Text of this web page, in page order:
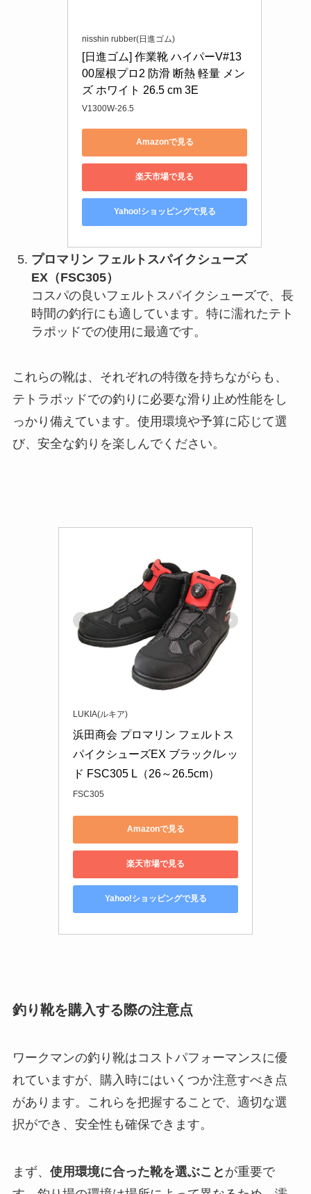
nisshin rubber(日進ゴム)
[日進ゴム] 作業靴 ハイパーV#13
00屋根プロ2 防滑 断熱 軽量 メン
ズ ホワイト 26.5 cm 3E
V1300W-26.5
Amazonで見る
楽天市場で見る
Yahoo!ショッピングで見る
プロマリン フェルトスパイクシューズ
EX（FSC305）
コスパの良いフェルトスパイクシューズで、長
時間の釣行にも適しています。特に濡れたテト
ラポッドでの使用に最適です。
これらの靴は、それぞれの特徴を持ちながらも、
テトラポッドでの釣りに必要な滑り止め性能をし
っかり備えています。使用環境や予算に応じて選
び、安全な釣りを楽しんでください。
LUKIA(ルキア)
浜田商会 プロマリン フェルトス
パイクシューズEX ブラック/レッ
ド FSC305 L（26～26.5cm）
FSC305
Amazonで見る
楽天市場で見る
Yahoo!ショッピングで見る
釣り靴を購入する際の注意点
ワークマンの釣り靴はコストパフォーマンスに優
れていますが、購入時にはいくつか注意すべき点
があります。これらを把握することで、適切な選
択ができ、安全性も確保できます。
まず、 使用環境に合った靴を選ぶこと が重要で